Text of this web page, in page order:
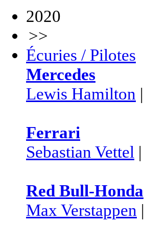
2020
>>
Écuries / Pilotes
Mercedes
Lewis Hamilton |
Ferrari
Sebastian Vettel |
Red Bull-Honda
Max Verstappen |